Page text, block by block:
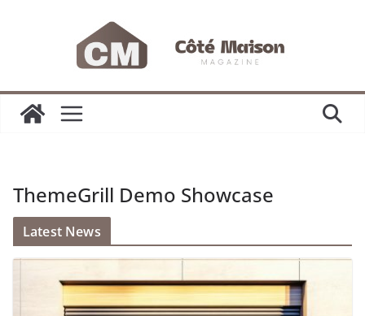
ThemeGrill Demo Showcase
Latest News